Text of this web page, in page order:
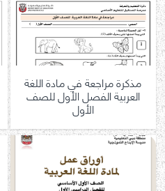
مذكرة مراجعة في مادة اللغة
العربية الفصل الأول للصف
الأول